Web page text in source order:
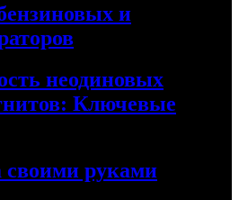
и
неодиновых
Ключевые
своими руками